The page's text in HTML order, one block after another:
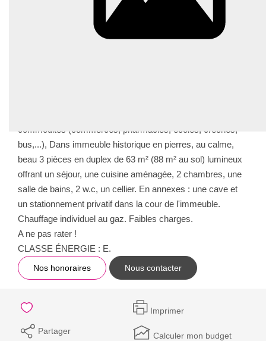
commodités (commerces, pharmacies, écoles, crèches,
bus,...), Dans immeuble historique en pierres, au calme,
beau 3 pièces en duplex de 63 m² (88 m² au sol) lumineux
offrant un séjour, une cuisine aménagée, 2 chambres, une
salle de bains, 2 w.c, un cellier. En annexes : une cave et
un stationnement privatif dans la cour de l'immeuble.
Chauffage individuel au gaz. Faibles charges.
A ne pas rater !
CLASSE ÉNERGIE : E.
Nos honoraires Nous contacter
Imprimer
Partager Calculer mon budget